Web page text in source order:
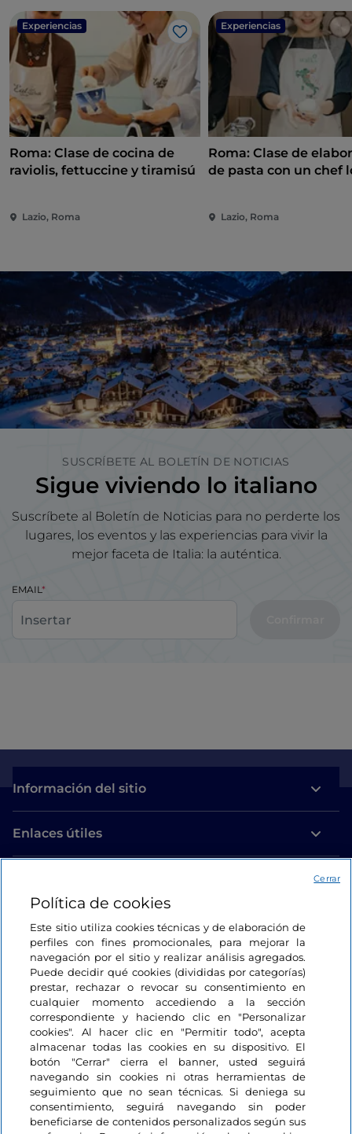
Experiencias
Me gusta
Roma: Clase de cocina de
raviolis, fettuccine y tiramisú
Lazio, Roma
Experiencias
Roma: Clase de
de pasta con un chef
Lazio, Roma
SUSCRÍBETE AL BOLETÍN DE NOTICIAS
Sigue viviendo lo italiano
Suscríbete al Boletín de Noticias para no perderte los
lugares, los eventos y las experiencias para vivir la
mejor faceta de Italia: la auténtica.
EMAIL
Información del sitio
Enlaces útiles
Estamos en contacto
Política de cookies
Este sitio utiliza cookies técnicas y de elaboración de
perfiles con fines promocionales, para mejorar la
navegación por el sitio y realizar análisis agregados.
Puede decidir qué cookies (divididas por categorías)
prestar, rechazar o revocar su consentimiento en
cualquier momento accediendo a la sección
correspondiente y haciendo clic en "Personalizar
cookies". Al hacer clic en "Permitir todo", acepta
almacenar todas las cookies en su dispositivo. El
botón "Cerrar" cierra el banner, usted seguirá
navegando sin cookies ni otras herramientas de
seguimiento que no sean técnicas. Si deniega su
consentimiento, seguirá navegando sin poder
beneficiarse de contenidos personalizados según sus
Cerrar